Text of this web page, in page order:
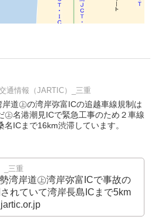
通情報（JARTIC）_三重
㊤の湾岸弥富ICの追越車線規制は
㊤名港潮見ICで緊急工事のため２車線
ICまで16km渋滞しています。
_三重
湾岸道㊤湾岸弥富ICで事故の
れていて湾岸長島ICまで5km